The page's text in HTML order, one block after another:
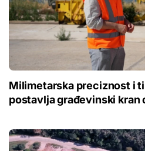
Milimetarska preciznost i
postavlja građevinski kran